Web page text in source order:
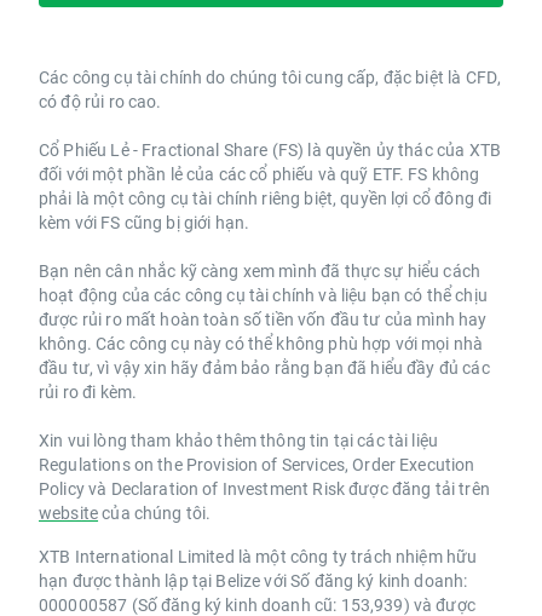
Các công cụ tài chính do chúng tôi cung cấp, đặc biệt là CFD,
có độ rủi ro cao.
Cổ Phiếu Lẻ - Fractional Share (FS) là quyền ủy thác của XTB
đối với một phần lẻ của các cổ phiếu và quỹ ETF. FS không
phải là một công cụ tài chính riêng biệt, quyền lợi cổ đông đi
kèm với FS cũng bị giới hạn.
Bạn nên cân nhắc kỹ càng xem mình đã thực sự hiểu cách
hoạt động của các công cụ tài chính và liệu bạn có thể chịu
được rủi ro mất hoàn toàn số tiền vốn đầu tư của mình hay
không. Các công cụ này có thể không phù hợp với mọi nhà
đầu tư, vì vậy xin hãy đảm bảo rằng bạn đã hiểu đầy đủ các
rủi ro đi kèm.
Xin vui lòng tham khảo thêm thông tin tại các tài liệu
Regulations on the Provision of Services, Order Execution
Policy và Declaration of Investment Risk được đăng tải trên
websitecủa chúng tôi.
XTB International Limited là một công ty trách nhiệm hữu
hạn được thành lập tại Belize với Số đăng ký kinh doanh:
000000587 (Số đăng ký kinh doanh cũ: 153,939) và được